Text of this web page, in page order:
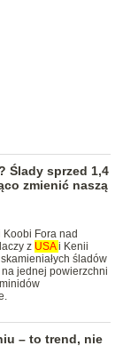
Ślady sprzed 1,4
zmienić naszą
Koobi Fora nad
z USAi Kenii
śladów
jednej powierzchni
– to trend, nie